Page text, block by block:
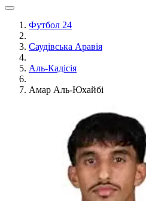
Футбол 24
Саудівська Аравія
Аль-Кадісія
Амар Аль-Юхайбі